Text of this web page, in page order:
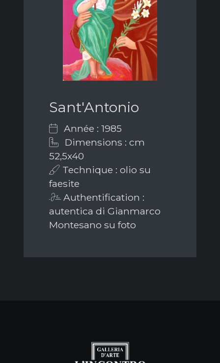
Sant'Antonio
Année : 1985
Dimensions : cm
52,5x40
Technique : olio su
faesite
Authentification :
autentica di Gianmarco
Montesano su foto